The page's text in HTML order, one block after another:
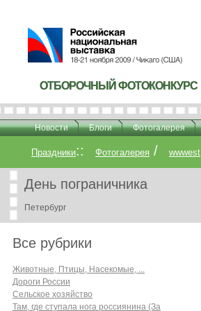
ОТБОРОЧНЫЙ ФОТОКОНКУРС
ОТБОРОЧНЫЙ ФОТОКОНКУРС
Новости Блоги Фотогалерея
Праздники:: Фотогалерея / wwwest
День пограничника
Петербург
Все рубрики
Животные, Птицы, Насекомые, ...
Дороги России
Сельское хозяйство
Там, где ступала нога россиянина (За